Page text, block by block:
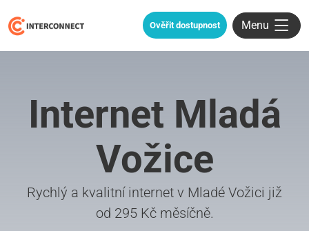
Ověřit dostupnost Menu
Internet Mladá
Vožice
Rychlý a kvalitní internet v Mladé Vožici již
od 295 Kč měsíčně.